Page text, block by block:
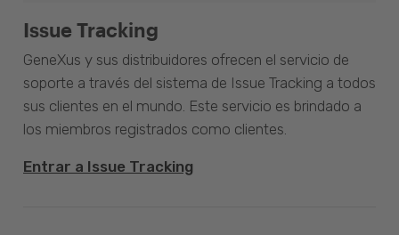
Issue Tracking
GeneXus y sus distribuidores ofrecen el servicio de
soporte a través del sistema de Issue Tracking a todos
sus clientes en el mundo. Este servicio es brindado a
los miembros registrados como clientes.
Entrar a Issue Tracking